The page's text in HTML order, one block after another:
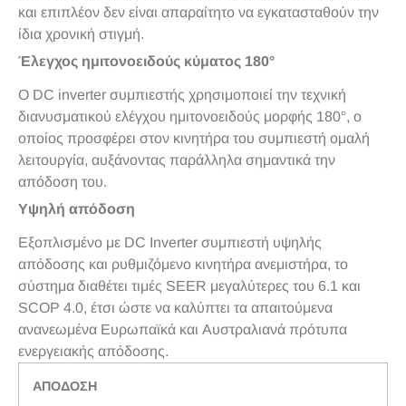
και επιπλέον δεν είναι απαραίτητο να εγκατασταθούν την
ίδια χρονική στιγμή.
Έλεγχος ημιτονοειδούς κύματος 180°
Ο DC inverter συμπιεστής χρησιμοποιεί την τεχνική
διανυσματικού ελέγχου ημιτονοειδούς μορφής 180°, ο
οποίος προσφέρει στον κινητήρα του συμπιεστή ομαλή
λειτουργία, αυξάνοντας παράλληλα σημαντικά την
απόδοση του.
Υψηλή απόδοση
Εξοπλισμένο με DC Inverter συμπιεστή υψηλής
απόδοσης και ρυθμιζόμενο κινητήρα ανεμιστήρα, το
σύστημα διαθέτει τιμές SEER μεγαλύτερες του 6.1 και
SCOP 4.0, έτσι ώστε να καλύπτει τα απαιτούμενα
ανανεωμένα Ευρωπαϊκά και Αυστραλιανά πρότυπα
ενεργειακής απόδοσης.
ΑΠΟΔΟΣΗ